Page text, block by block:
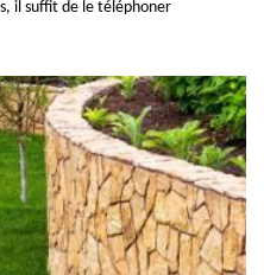
il suffit de le téléphoner